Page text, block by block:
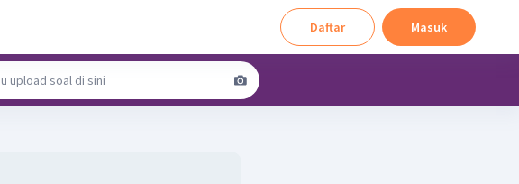
Daftar Masuk